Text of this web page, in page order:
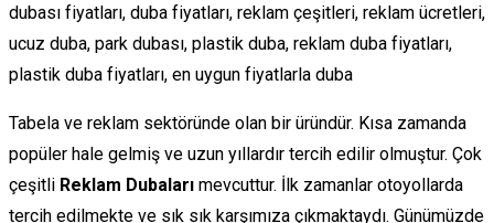
dubası fiyatları, duba fiyatları, reklam çeşitleri, reklam ücretleri,
ucuz duba, park dubası, plastik duba, reklam duba fiyatları,
plastik duba fiyatları, en uygun fiyatlarla duba
Tabela ve reklam sektöründe olan bir üründür. Kısa zamanda
popüler hale gelmiş ve uzun yıllardır tercih edilir olmuştur. Çok
çeşitli Reklam Dubaları mevcuttur. İlk zamanlar otoyollarda
tercih edilmekte ve sık sık karşımıza çıkmaktaydı. Günümüzde